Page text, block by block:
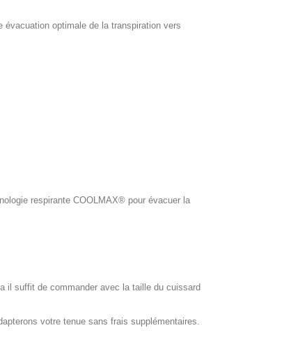
optimale de la transpiration vers
respirante COOLMAX® pour évacuer la
il suffit de commander avec la taille du cuissard
votre tenue sans frais supplémentaires.